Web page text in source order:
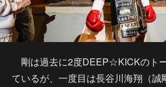
剛は過去に2度DEEP☆KICKのト
ているが、一度目は長谷川海翔（誠